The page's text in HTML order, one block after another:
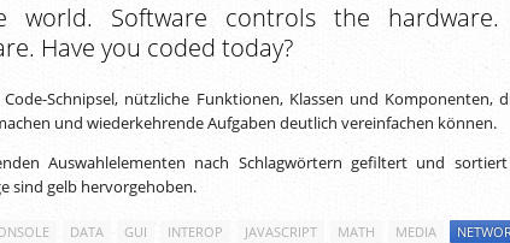
world. Software controls the hardware.
Have you coded today?
Schnipsel, nützliche Funktionen, Klassen und Komponenten,
und wiederkehrende Aufgaben deutlich vereinfachen können.
Auswahlelementen nach Schlagwörtern gefiltert und
sind gelb hervorgehoben.
DATA GUI INTEROP JAVASCRIPT MATH MEDIA